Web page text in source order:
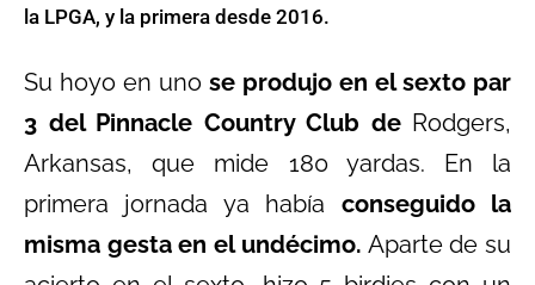
la LPGA, y la primera desde 2016.
Su hoyo en uno se produjo en el sexto par
3 del Pinnacle Country Club deRodgers,
Arkansas, que mide 180 yardas. En la
primera jornada ya había conseguido la
misma gesta en el undécimo. Aparte de su